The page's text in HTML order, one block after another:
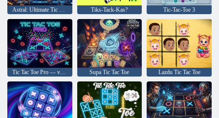
Astral: Ultimate Tic Tac Toe Tiks-Tack-Kas? Tic-Tac-Toe 3
Supa Tic Tac Toe Lazdu Tic Tac Toe